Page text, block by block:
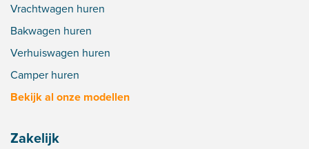
Vrachtwagen huren
Bakwagen huren
Verhuiswagen huren
Camper huren
Bekijk al onze modellen
Zakelijk